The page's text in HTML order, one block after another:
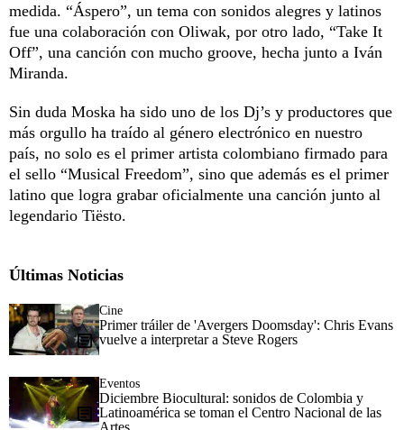
medida. “Áspero”, un tema con sonidos alegres y latinos
fue una colaboración con Oliwak, por otro lado, “Take It
Off”, una canción con mucho groove, hecha junto a Iván
Miranda.
Sin duda Moska ha sido uno de los Dj’s y productores que
más orgullo ha traído al género electrónico en nuestro
país, no solo es el primer artista colombiano firmado para
el sello “Musical Freedom”, sino que además es el primer
latino que logra grabar oficialmente una canción junto al
legendario Tiësto.
Últimas Noticias
Cine
Primer tráiler de 'Avergers Doomsday': Chris Evans
vuelve a interpretar a Steve Rogers
Eventos
Diciembre Biocultural: sonidos de Colombia y
Latinoamérica se toman el Centro Nacional de las
Artes